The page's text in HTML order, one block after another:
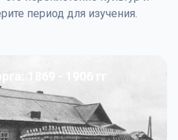
период для изучения.
1869 - 1906 гг